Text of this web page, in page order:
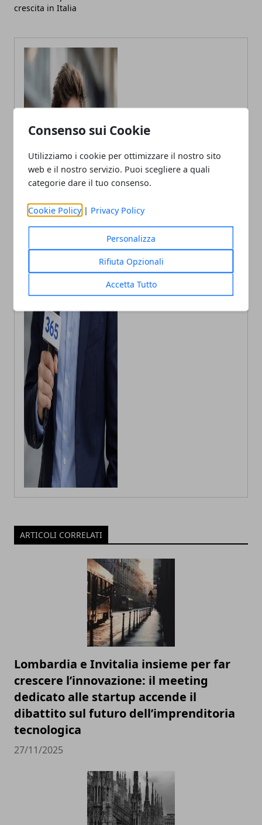
Consenso sui Cookie
Utilizziamo i cookie per ottimizzare il nostro sito
web e il nostro servizio. Puoi scegliere a quali
categorie dare il tuo consenso.
Cookie Policy | Privacy Policy
Personalizza
Rifiuta Opzionali
Accetta Tutto
crescita in Italia
Andrea Bianchi
Redattore di Milano appassionato di
eventi e sagre , scrivo le ultime
notizie su Milano e provincia
ARTICOLI CORRELATI
Lombardia e Invitalia insieme per far
crescere l’innovazione: il meeting
dedicato alle startup accende il
dibattito sul futuro dell’imprenditoria
tecnologica
27/11/2025